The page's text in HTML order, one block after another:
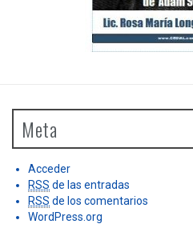
Meta
Acceder
RSS de las entradas
RSS de los comentarios
WordPress.org